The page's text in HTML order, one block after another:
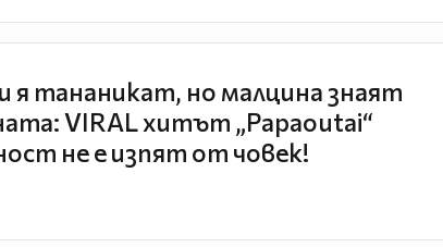
я тананикат, но малцина знаят
VIRAL хитът „Papaoutai“
не е изпят от човек!